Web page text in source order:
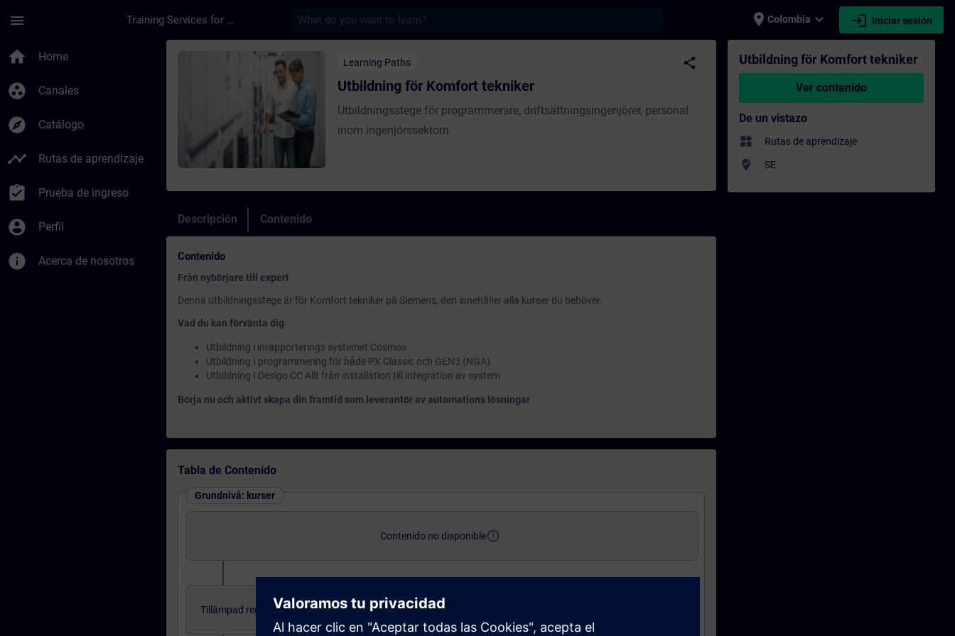
menu Training Services for Digital Industries place Colombia expand_more login Iniciar sesión
home Home
group_work Canales
explore Catálogo
timeline Rutas de aprendizaje
assignment_turned_in Prueba de ingreso
account_circle Perfil
info Acerca de nosotros
Curso - Utbildning för Komfort tekniker - Entrenamiento - Capacitación - Capacitación profesional |
Learning Paths share
Utbildning för Komfort tekniker
Utbildningsstege för programmerare, driftsättningsingenjörer, personal
inom ingenjörssektorn
Descripción Contenido
Contenido
Från nybörjare till expert
Denna utbildningsstege är för Komfort tekniker på Siemens, den innehåller alla kurser du behöver.
Vad du kan förvänta dig
Utbildning i inrapporterings systemet Cosmos
Utbildning I programmering för både PX Classic och GEN3 (NGA)
Utbildning I Desigo CC Allt från installation till integration av system
Börja nu och aktivt skapa din framtid som leverantör av automations lösningar
Tabla de Contenido
Grundnivå: kurser
Contenido no disponibleerror_outline
Tillämpad reglerteknik för kunder access_time 3 days
Utbildning för Komfort tekniker
Ver contenido
De un vistazo
widgets Rutas de aprendizaje
where_to_vote SE